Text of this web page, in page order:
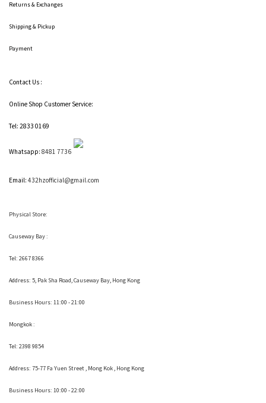
Returns & Exchanges
Shipping& Pickup
Payment
Contact Us :
Online Shop Customer Service:
Tel: 2833 0169
Whatsapp: 8481 7736
Email: 432hzofficial@gmail.com
Physical Store:
Causeway Bay :
Tel: 2667 8366
Address: 5, Pak Sha Road, Causeway Bay, Hong Kong
Business Hours: 11:00 - 21:00
Mongkok :
Tel: 2398 9854
Address: 75-77 Fa Yuen Street , Mong Kok, Hong Kong
Business Hours: 10:00 - 22:00